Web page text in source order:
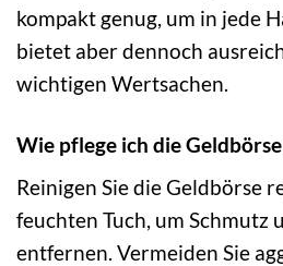
kompakt genug, um in jede
bietet aber dennoch
wichtigen Wertsachen.
Wie pflege ich die
Reinigen Sie die Geldbörse
feuchten Tuch, um Schmutz
entfernen. Vermeiden Sie